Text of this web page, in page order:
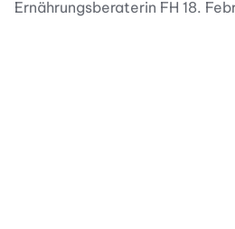
Ernährungsberaterin FH 18.